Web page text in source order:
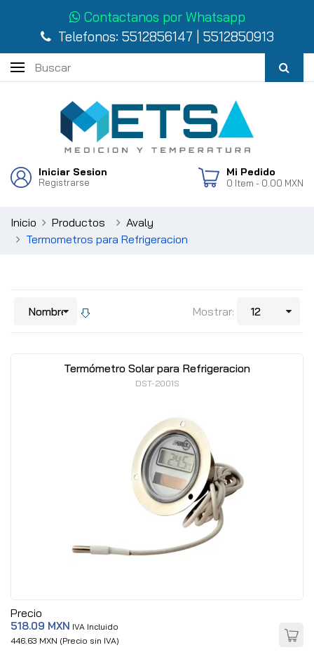
Contactanos por Whatsapp
Telefonos: 5512856147 5512850913
Iniciar Sesion
Registrarse
Mi Pedido
0 Item - 0.00 MXN
Inicio Productos
Avaly
Termometros para Refrigeracion
Mostrar:
Termómetro Solar para Refrigeracion
DST-2001S
Precio
518.09 MXN IVA Incluido
446.63 MXN (Precio sin IVA)